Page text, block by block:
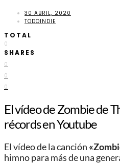
30 ABRIL, 2020
TODOINDIE
TOTAL
0
SHARES
0
0
0
El vídeo de Zombie de
récords en Youtube
El vídeo de la canción
himno para más de una